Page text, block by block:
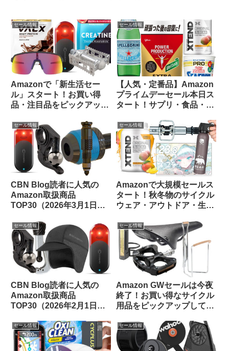
セール情報
Amazonで「新生活セー
ル」スタート！お買い得
品・注目品をピックアップ
セール情報
【人気・定番品】Amazon
プライムデーセール本日ス
タート！サプリ・食品・飲
ップしてみました
セール情報
CBN Blog読者に人気の
Amazon取扱商品
TOP30（2026年3月1日
セール情報
Amazonで大規模セールス
タート！秋冬物のサイクル
ウェア・アウトドア・生活
クアップしてみました
セール情報
CBN Blog読者に人気の
Amazon取扱商品
TOP30（2026年2月1日
セール情報
Amazon GWセールは今夜
終了！お買い得なサイクル
用品をピックアップしてみ
セール情報 セール情報